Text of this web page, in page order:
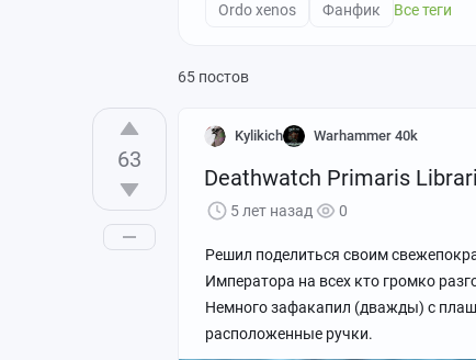
Ordo xenos
Фанфик Все теги
65 постов
63
Kylikich Warhammer 40k
Deathwatch Primaris
5 лет назад 0
Решил поделиться своим
Императора на всех кто громко
Немного зафакапил (дважды) с
расположенные ручки.